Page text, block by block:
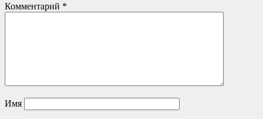
Комментарий *
Имя